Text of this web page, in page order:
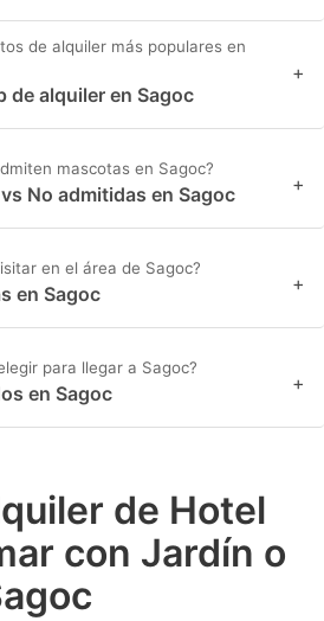
de alquiler más populares en
de alquiler en Sagoc
+
mascotas en Sagoc?
No admitidas en Sagoc +
en el área de Sagoc?
en Sagoc +
para llegar a Sagoc?
en Sagoc +
de Hotel
con Jardín o